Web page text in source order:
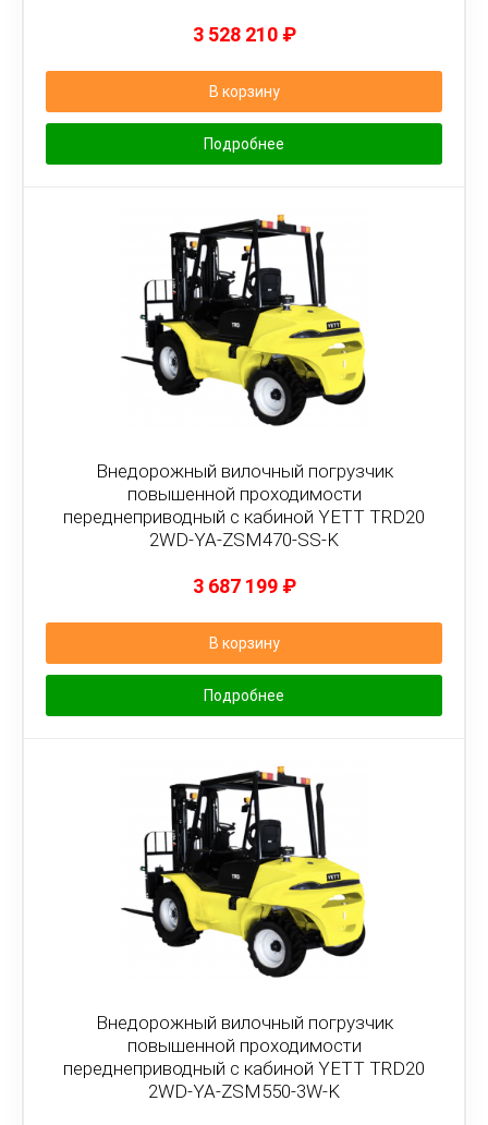
3 528 210 ₽
В корзину
Подробнее
Внедорожный вилочный погрузчик
повышенной проходимости
переднеприводный с кабиной YETT TRD20
2WD-YA-ZSM470-SS-K
3 687 199 ₽
В корзину
Подробнее
Внедорожный вилочный погрузчик
повышенной проходимости
переднеприводный с кабиной YETT TRD20
2WD-YA-ZSM550-3W-K